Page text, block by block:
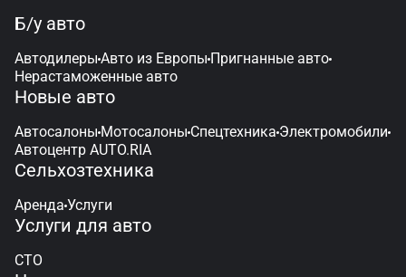
Б/у авто
Автодилеры Авто из Европы Пригнанные авто
Нерастаможенные авто
Услуги для авто
СТО
Новые авто
Автосалоны Мотосалоны Спецтехника Электромобили
Автоцентр AUTO.RIA
Сельхозтехника
Аренда Услуги